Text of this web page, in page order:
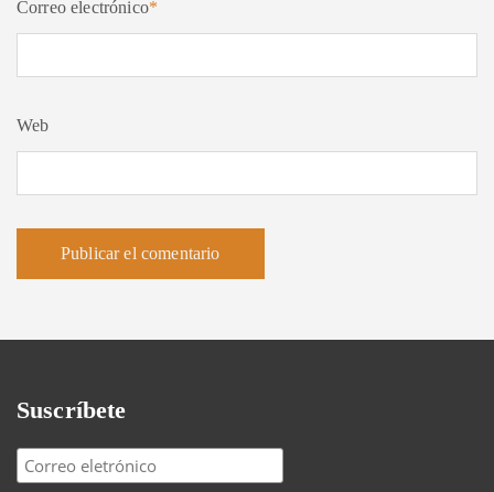
Correo electrónico*
Web
Suscríbete